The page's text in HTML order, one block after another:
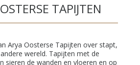
TAPIJTEN
Arya Oosterse Tapijten over stapt,
wereld. Tapijten met de
sieren de wanden en vloeren en op